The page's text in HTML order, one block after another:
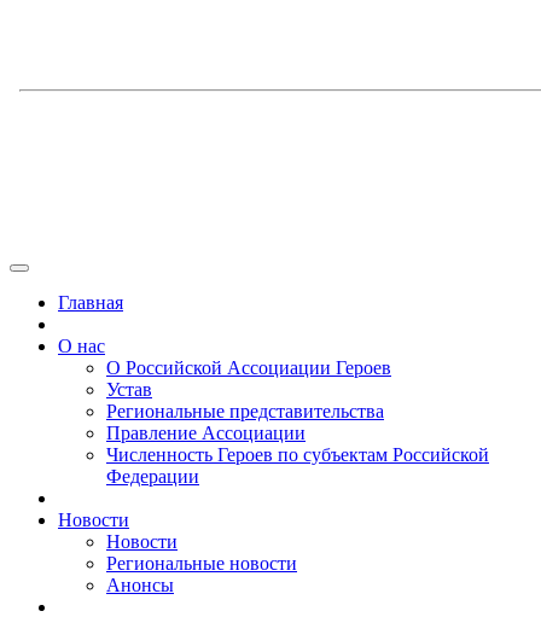
Главная
О нас
О Российской Ассоциации Героев
Устав
Региональные представительства
Правление Ассоциации
Численность Героев по субъектам Российской
Федерации
Новости
Новости
Региональные новости
Анонсы